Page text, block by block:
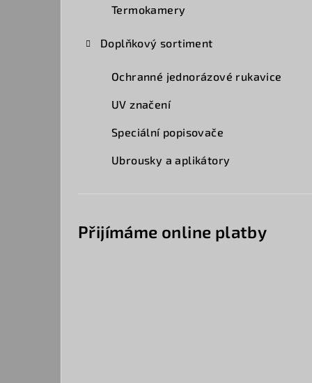
Termokamery
Doplňkový sortiment
Ochranné jednorázové rukavice
UV značení
Speciální popisovače
Ubrousky a aplikátory
Přijímáme online platby